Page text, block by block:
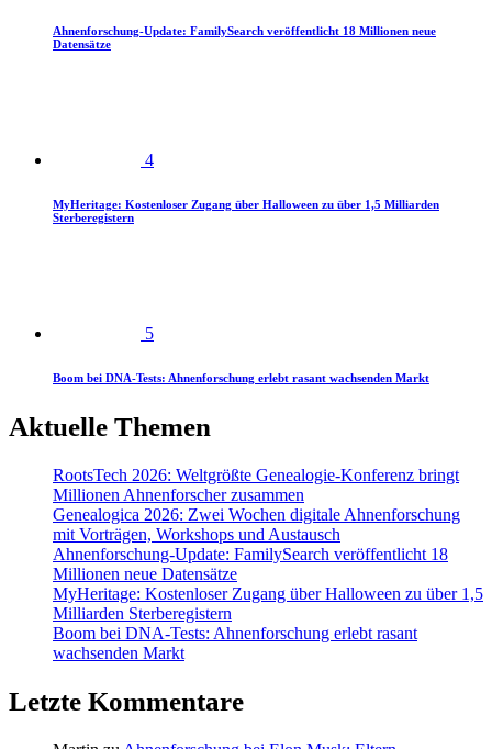
Ahnenforschung-Update: FamilySearch veröffentlicht 18 Millionen neue
Datensätze
4
MyHeritage: Kostenloser Zugang über Halloween zu über 1,5 Milliarden
Sterberegistern
5
Boom bei DNA-Tests: Ahnenforschung erlebt rasant wachsenden Markt
Aktuelle Themen
RootsTech 2026: Weltgrößte Genealogie-Konferenz bringt
Millionen Ahnenforscher zusammen
Genealogica 2026: Zwei Wochen digitale Ahnenforschung
mit Vorträgen, Workshops und Austausch
Ahnenforschung-Update: FamilySearch veröffentlicht 18
Millionen neue Datensätze
MyHeritage: Kostenloser Zugang über Halloween zu über 1,5
Milliarden Sterberegistern
Boom bei DNA-Tests: Ahnenforschung erlebt rasant
wachsenden Markt
Letzte Kommentare